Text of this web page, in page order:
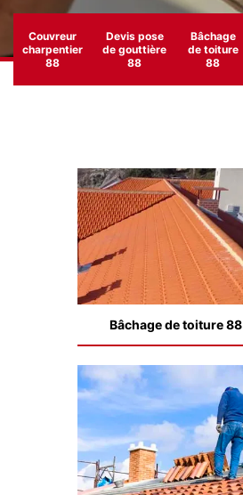
Couvreur
charpentier
88
Devis pose
de gouttière
88
Bâchage
de toiture
88
Bâchage de toiture 88